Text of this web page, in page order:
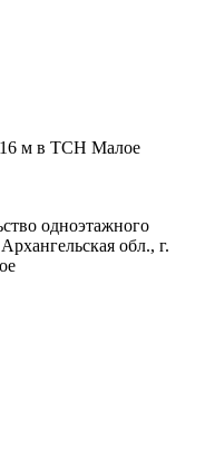
м в ТСН Малое
одноэтажного
обл., г.